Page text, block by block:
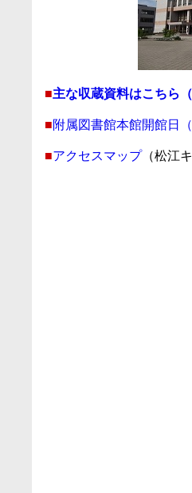
■主な収蔵資料はこちら
■附属図書館本館開館日
■アクセスマップ（松江